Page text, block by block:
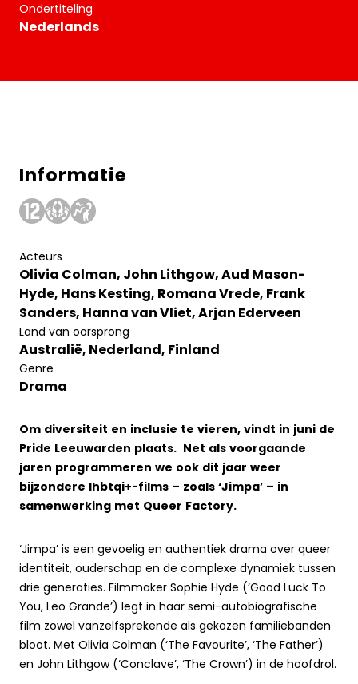
Ondertiteling
Nederlands
Informatie
Acteurs
Olivia Colman, John Lithgow, Aud Mason-
Hyde, Hans Kesting, Romana Vrede, Frank
Sanders, Hanna van Vliet, Arjan Ederveen
Land van oorsprong
Australië, Nederland, Finland
Genre
Drama
Om diversiteit en inclusie te vieren, vindt in juni de
Pride Leeuwarden plaats. Net als voorgaande
jaren programmeren we ook dit jaar weer
bijzondere lhbtqi+-films – zoals ‘Jimpa’ – in
samenwerking met Queer Factory.
‘Jimpa’ is een gevoelig en authentiek drama over queer
identiteit, ouderschap en de complexe dynamiek tussen
drie generaties. Filmmaker Sophie Hyde (‘Good Luck To
You, Leo Grande’) legt in haar semi-autobiografische
film zowel vanzelfsprekende als gekozen familiebanden
bloot. Met Olivia Colman (‘The Favourite’, ‘The Father’)
en John Lithgow (‘Conclave’, ‘The Crown’) in de hoofdrol.